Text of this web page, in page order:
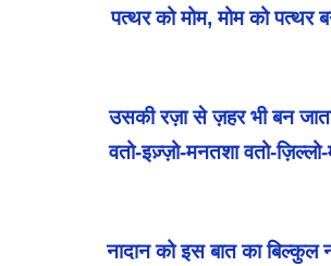
पत्थर को मोम, मोम को पत्थर
उसकी रज़ा से ज़हर भी बन
वतो-इज़्ज़ो-मनतशा वतो-
नादान को इस बात का बिल्कुल